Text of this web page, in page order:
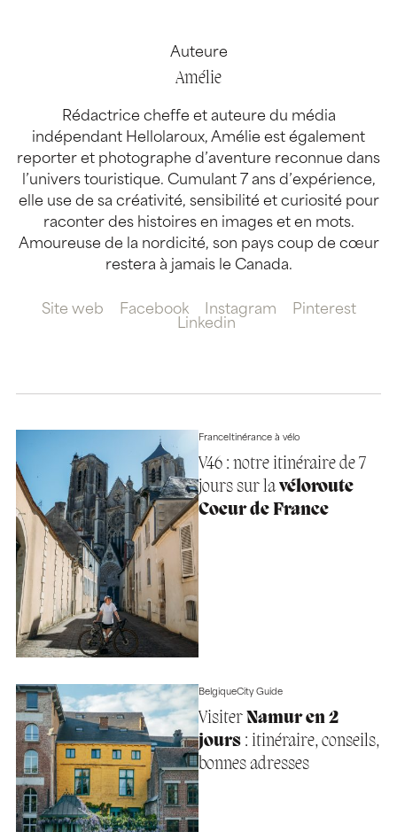
Auteure
Amélie
Rédactrice cheffe et auteure du média
indépendant Hellolaroux, Amélie est également
reporter et photographe d’aventure reconnue dans
l’univers touristique. Cumulant 7 ans d’expérience,
elle use de sa créativité, sensibilité et curiosité pour
raconter des histoires en images et en mots.
Amoureuse de la nordicité, son pays coup de cœur
restera à jamais le Canada.
Site web Facebook Instagram
Pinterest
Linkedin
FranceItinérance à vélo
V46 : notre itinéraire de 7
jours sur lavéloroute
Coeur de France
BelgiqueCity Guide
Visiter Namur en 2
jours: itinéraire, conseils,
bonnes adresses